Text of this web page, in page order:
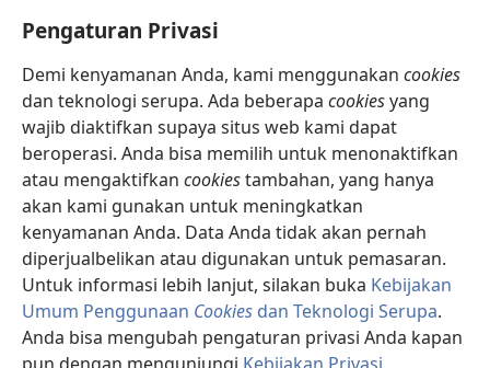
Pengaturan Privasi
Demi kenyamanan Anda, kami menggunakan cookies
dan teknologi serupa. Ada beberapa cookiesyang
wajib diaktifkan supaya situs web kami dapat
beroperasi. Anda bisa memilih untuk menonaktifkan
atau mengaktifkan cookiestambahan, yang hanya
akan kami gunakan untuk meningkatkan
kenyamanan Anda. Data Anda tidak akan pernah
diperjualbelikan atau digunakan untuk pemasaran.
Untuk informasi lebih lanjut, silakan buka Kebijakan
Umum Penggunaan Cookies dan Teknologi Serupa.
Anda bisa mengubah pengaturan privasi Anda kapan
Sumbangan
(terbuka
di
window
baru)
PERPUSTAKAAN ONLINE Menara Pengawal
(terbuka
di
window
(terbuka
di
window
baru)
JW Library ®
Watchtower Library
Copyright© 2026 Watch Tower Bible and Tract Society of Pennsylvania.